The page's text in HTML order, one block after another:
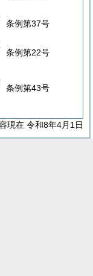
条例第37号
条例第22号
条例第43号
現在 令和8年4月1日